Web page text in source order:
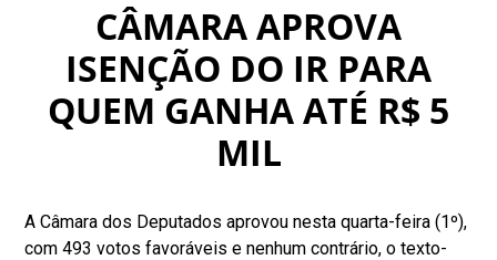
CÂMARA APROVA
ISENÇÃO DO IR PARA
QUEM GANHA ATÉ R$ 5
MIL
A Câmara dos Deputados aprovou nesta quarta-feira (1º),
com 493 votos favoráveis e nenhum contrário, o texto-